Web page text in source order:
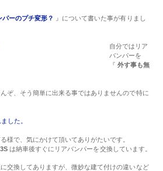
パーのプチ変形？ 』について書いた事が有りまし
自分ではリア
バンパーを
『外す事も無
ぞ、そう簡単に出来る事ではありませんので特に
した。
様で、気にかけて頂いてありがたいです。
は納車後すぐにリアバンパーを交換しています。
交換してありますが、微妙な建て付けの違いなど